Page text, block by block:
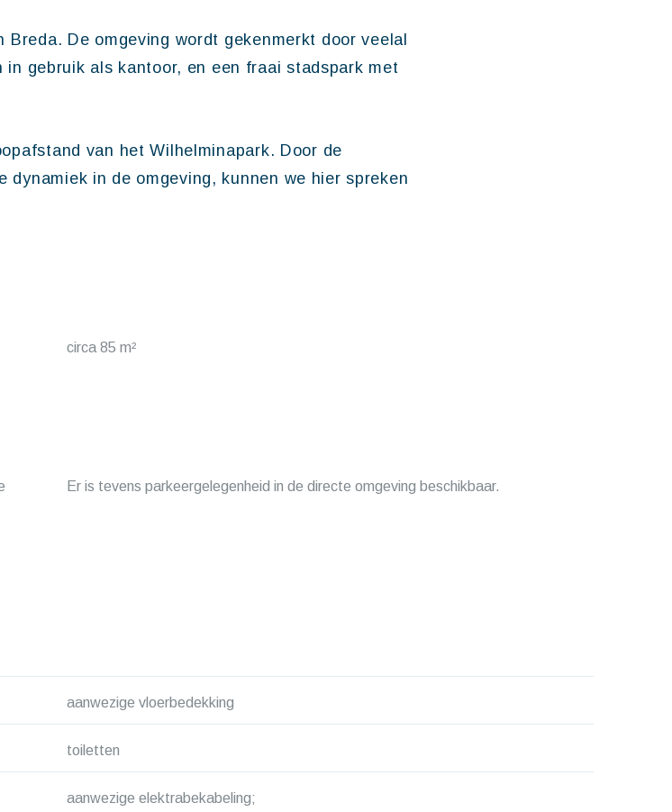
De omgeving wordt gekenmerkt door veelal
in gebruik als kantoor, en een fraai stadspark met
van het Wilhelminapark. Door de
in de omgeving, kunnen we hier spreken
circa 85 m²
Er is tevens parkeergelegenheid in de directe omgeving beschikbaar.
aanwezige vloerbedekking
toiletten
aanwezige elektrabekabeling;